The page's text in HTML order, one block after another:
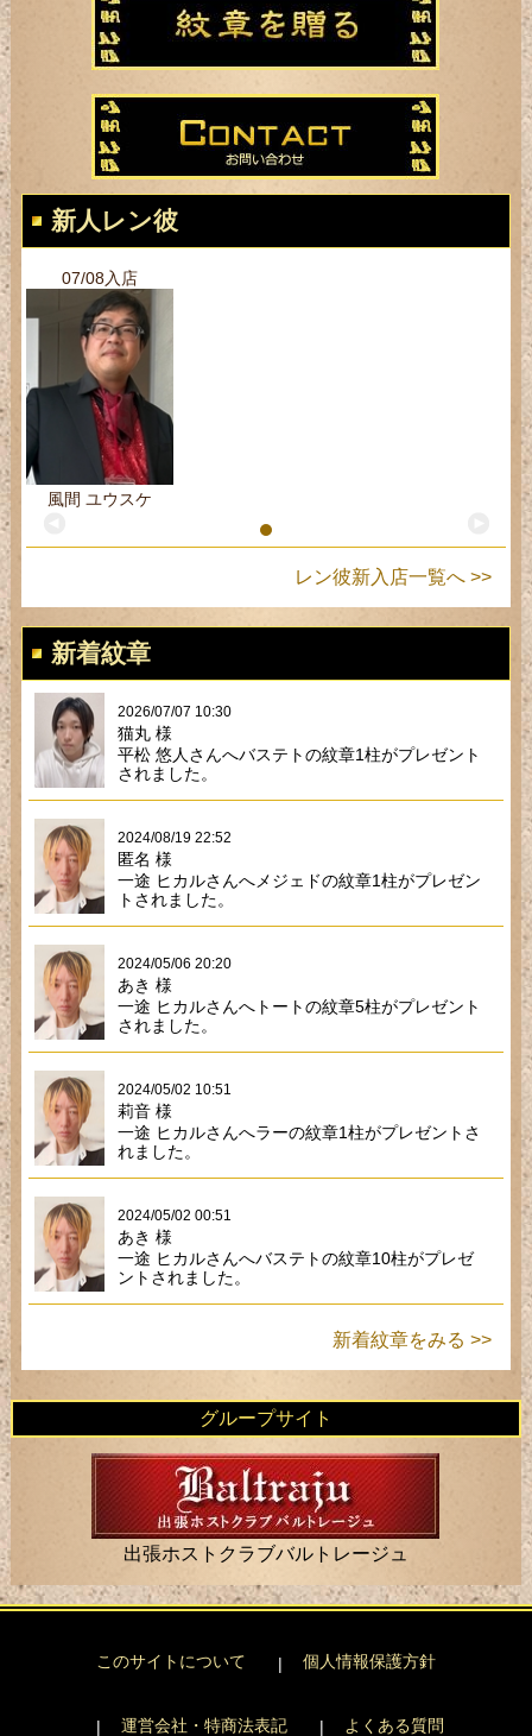
新人レン彼
07/08入店
風間 ユウスケ
レン彼新入店一覧へ >>
新着紋章
2026/07/07 10:30
猫丸 様
平松 悠人さんへバステトの紋章1柱がプレゼント
されました。
2024/08/19 22:52
匿名 様
一途 ヒカルさんへメジェドの紋章1柱がプレゼン
トされました。
2024/05/06 20:20
あき 様
一途 ヒカルさんへトートの紋章5柱がプレゼント
されました。
2024/05/02 10:51
莉音 様
一途 ヒカルさんへラーの紋章1柱がプレゼントさ
れました。
2024/05/02 00:51
あき 様
一途 ヒカルさんへバステトの紋章10柱がプレゼ
ントされました。
新着紋章をみる >>
グループサイト
出張ホストクラブバルトレージュ
このサイトについて 個人情報保護方針
運営会社・特商法表記 よくある質問